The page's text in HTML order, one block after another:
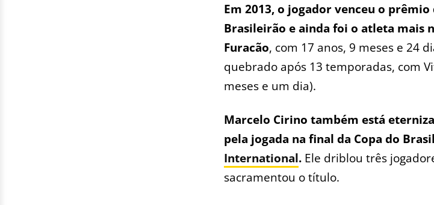
Em 2013, o jogador venceu o
Brasileirão e ainda foi o atleta mais
Furacão, com 17 anos, 9 meses e 24
quebrado após 13 temporadas, com
meses e um dia).
Marcelo Cirino também está
pela jogada na final da Copa do
International. Ele driblou três
sacramentou o título.